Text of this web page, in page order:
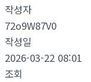
작성자
72o9W87V0
작성일
2026-03-22 08:01
조회